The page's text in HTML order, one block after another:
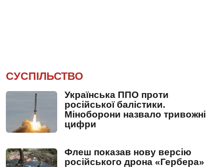
СУСПІЛЬСТВО
Українська ППО проти
російської балістики.
Міноборони назвало тривожні
цифри
Флеш показав нову версію
російського дрона «Гербера»